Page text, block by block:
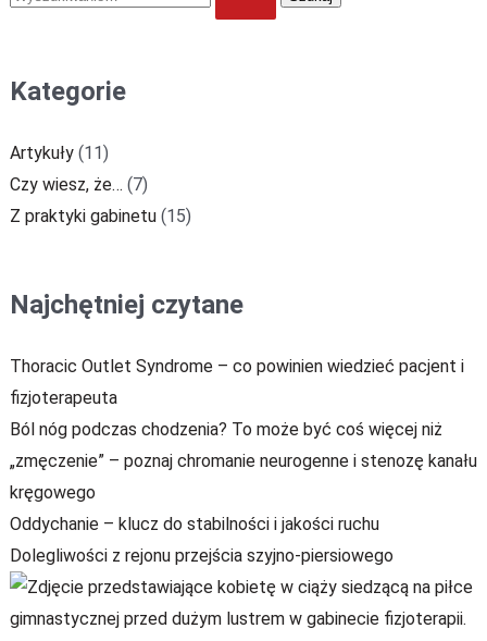
Kategorie
Artykuły(11)
Czy wiesz, że… (7)
Z praktyki gabinetu(15)
Najchętniej czytane
Thoracic Outlet Syndrome – co powinien wiedzieć pacjent i
fizjoterapeuta
Ból nóg podczas chodzenia? To może być coś więcej niż
„zmęczenie” – poznaj chromanie neurogenne i stenozę kanału
kręgowego
Oddychanie – klucz do stabilności i jakości ruchu
Dolegliwości z rejonu przejścia szyjno-piersiowego